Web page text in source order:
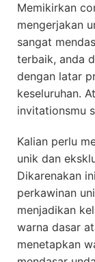
Memikirkan
mengerjakan
sangat
terbaik, anda
dengan latar
keseluruhan.
invitationsmu
Kalian perlu
unik dan
Dikarenakan
perkawinan
menjadikan
warna dasar
menetapkan